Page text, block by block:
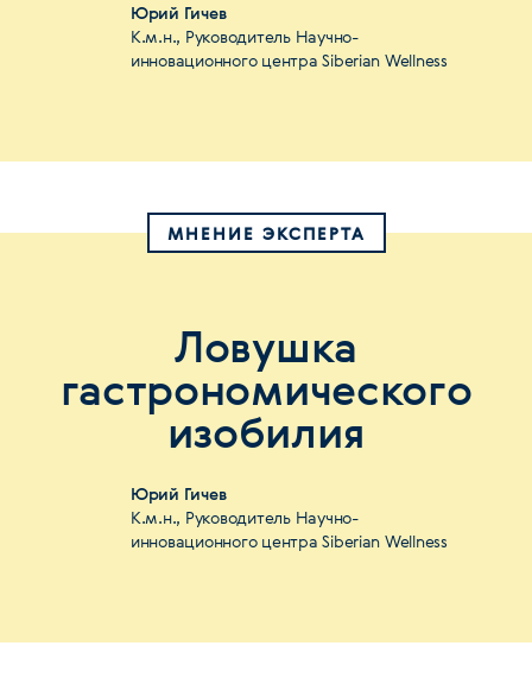
Юрий Гичев
К.м.н., Руководитель Научно-
инновационного центра Siberian Wellness
МНЕНИЕ ЭКСПЕРТА
Ловушка
гастрономического
изобилия
Юрий Гичев
К.м.н., Руководитель Научно-
инновационного центра Siberian Wellness